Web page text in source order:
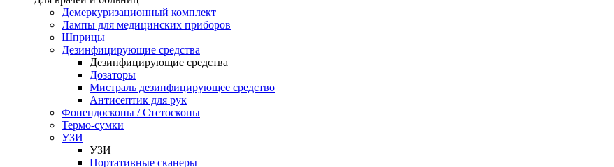
Демеркуризационный комплект
Лампы для медицинских приборов
Шприцы
Дезинфицирующие средства
Дезинфицирующие средства
Дозаторы
Мистраль дезинфицирующее средство
Антисептик для рук
Фонендоскопы / Стетоскопы
Термо-сумки
УЗИ
УЗИ
Портативные сканеры